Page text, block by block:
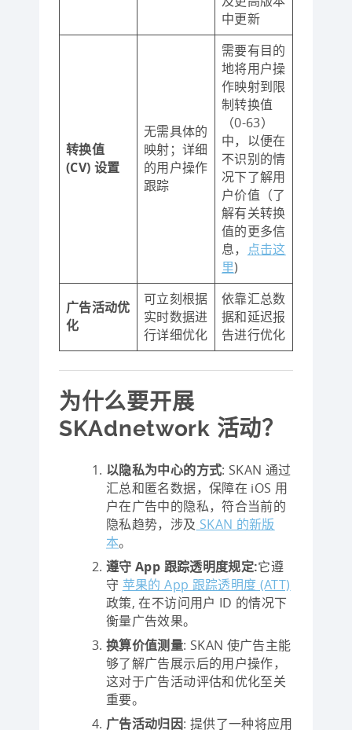
中更新
转换值
(CV) 设置
无需具体的
映射；详细
的用户操作
跟踪
需要有目的
地将用户操
作映射到限
制转换值
（0-63）
中，以便在
不识别的情
况下了解用
户价值（了
解有关转换
值的更多信
息， 点击这
里)
广告活动优
化
可立刻根据
实时数据进
行详细优化
依靠汇总数
据和延迟报
告进行优化
为什么要开展
SKAdnetwork 活动？
以隐私为中心的方式: SKAN 通过
汇总和匿名数据，保障在 iOS 用
户在广告中的隐私，符合当前的
隐私趋势，涉及 SKAN 的新版
本。
遵守 App 跟踪透明度规定:它遵
守 苹果的 App 跟踪透明度 (ATT)
政策, 在不访问用户 ID 的情况下
衡量广告效果。
换算价值测量: SKAN 使广告主能
够了解广告展示后的用户操作，
这对于广告活动评估和优化至关
重要。
广告活动归因: 提供了一种将应用